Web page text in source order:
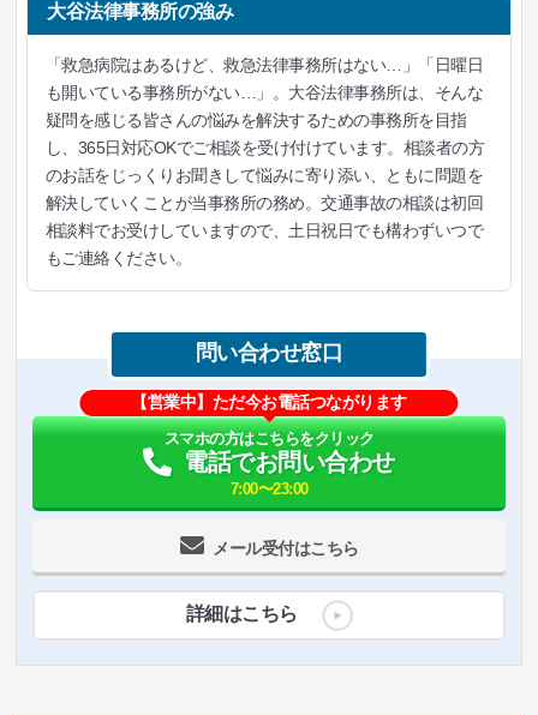
大谷法律事務所の強み
「救急病院はあるけど、救急法律事務所はない…」「日曜日
も開いている事務所がない…」。大谷法律事務所は、そんな
疑問を感じる皆さんの悩みを解決するための事務所を目指
し、365日対応OKでご相談を受け付けています。相談者の方
のお話をじっくりお聞きして悩みに寄り添い、ともに問題を
解決していくことが当事務所の務め。交通事故の相談は初回
相談料でお受けしていますので、土日祝日でも構わずいつで
もご連絡ください。
問い合わせ窓口
メール受付はこちら
【営業中】ただ今お電話つながります
スマホの方はこちらをクリック
電話でお問い合わせ
7:00〜23:00
詳細はこちら